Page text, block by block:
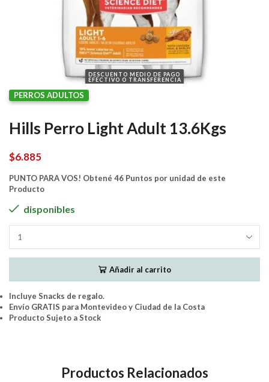
DESCUENTO MEDIO DE PAGO
EFECTIVO O TRANSFERENCIA
PERROS ADULTOS
Hills Perro Light Adult 13.6Kgs
$6.885
PUNTO PARA VOS! Obtené 46 Puntos por unidad de este
Producto
disponibles
Adult
Añadir al carrito
Incluye Snacks de regalo.
Envío GRATIS para Montevideo y Ciudad de la Costa
Producto Sujeto a Stock
Productos Relacionados